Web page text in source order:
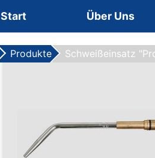
Start Über Uns
Produkte Schweißeinsatz